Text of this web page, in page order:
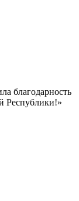
благодарность
Республики!»